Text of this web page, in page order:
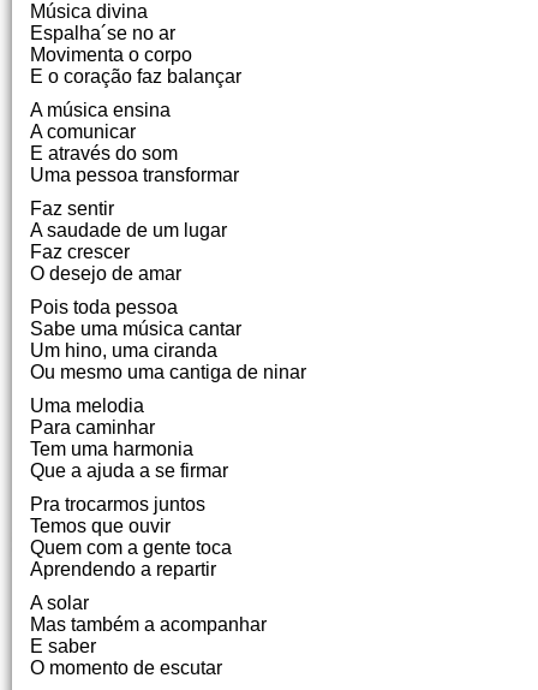
Música divina
Espalha´se no ar
Movimenta o corpo
E o coração faz balançar
A música ensina
A comunicar
E através do som
Uma pessoa transformar
Faz sentir
A saudade de um lugar
Faz crescer
O desejo de amar
Pois toda pessoa
Sabe uma música cantar
Um hino, uma ciranda
Ou mesmo uma cantiga de ninar
Uma melodia
Para caminhar
Tem uma harmonia
Que a ajuda a se firmar
Pra trocarmos juntos
Temos que ouvir
Quem com a gente toca
Aprendendo a repartir
A solar
Mas também a acompanhar
E saber
O momento de escutar